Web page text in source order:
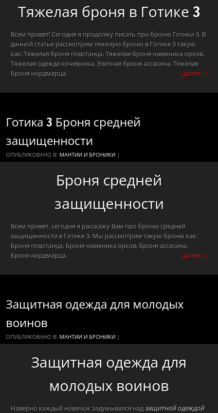
Тяжелая броня в Готике 3
Всем привет! Сегодня я продолжу писать про броню Готики 3. В
данной статье рассмотрим тяжелую броню в Готике 3 такую
как: Тяжелая броня повстанца, Тяжелая броня наемника орков,
Тяжелая одежда кочевника, Элитная броня ассасина, Тяжелая
броня нордмарца.
(далее…)
Готика 3 Броня средней
защищенности
ОПУБЛИКОВАНО В: МАНТИИ И БРОНИКИ |
Броня средней
защищенности
Всем привет, сегодня я расскажу Вам про броню средней
защищенности в Готике 3. Мы рассмотрим такую броню как:
Броня повстанца, Броня наемника орков, Броня ассасина,
Броня нордмарца.
(далее…)
Защитная одежда для молодых
воинов
ОПУБЛИКОВАНО В: МАНТИИ И БРОНИКИ |
Защитная одежда для
молодых воинов
Наверно каждый новичок задумывался надзащитной одеждой